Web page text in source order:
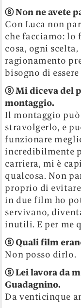
ⓢNon ne avete
Con Luca non
che facciamo: lo
cosa, ogni scelta,
ragionamento
bisogno di
ⓢMi diceva del
montaggio.
Il montaggio
stravolgerlo, e
funzionare
incredibilmente
carriera, mi è
qualcosa. Non
proprio di
in due film ho
servivano,
inutili. E per me
ⓢQuali film
Non posso dirlo.
ⓢLei lavora da
Guadagnino.
Da venticinque